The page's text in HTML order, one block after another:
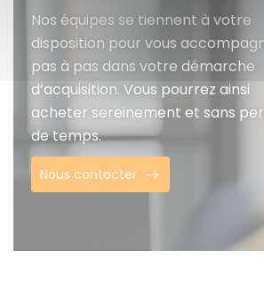
Nos équipes se tiennent à votre
disposition pour vous
pas à pas dans votre démarche
d’acquisition. Vous pourrez ainsi
acheter sereinement et sans
de temps.
Nous contacter